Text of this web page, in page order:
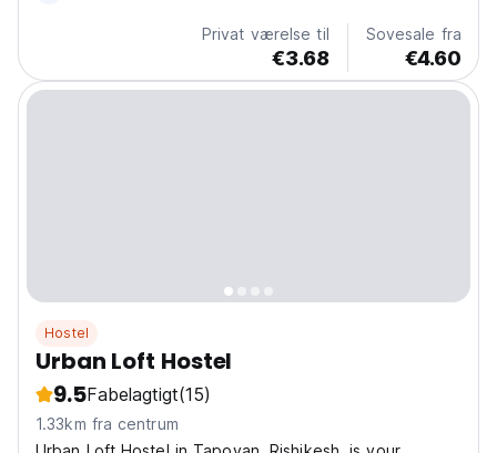
Privat værelse til
€3.68
Sovesale fra
€4.60
Hostel
Urban Loft Hostel
9.5Fabelagtigt(15)
1.33km fra centrum